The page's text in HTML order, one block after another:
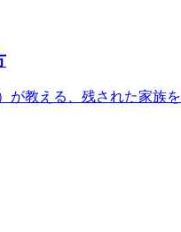
が教える、残された家族を